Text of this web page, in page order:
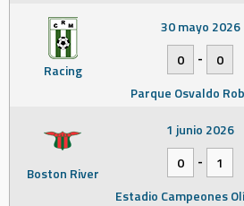
Racing
30 mayo 2026
0
-
0
Parque Osvaldo
Boston River
1 junio 2026
0
-
1
Estadio Campeones